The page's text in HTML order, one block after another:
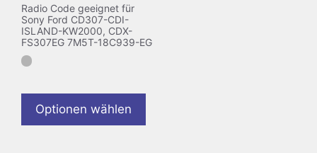
Radio Code geeignet für
Sony Ford CD307-CDI-
ISLAND-KW2000, CDX-
FS307EG 7M5T-18C939-EG
Optionen wählen